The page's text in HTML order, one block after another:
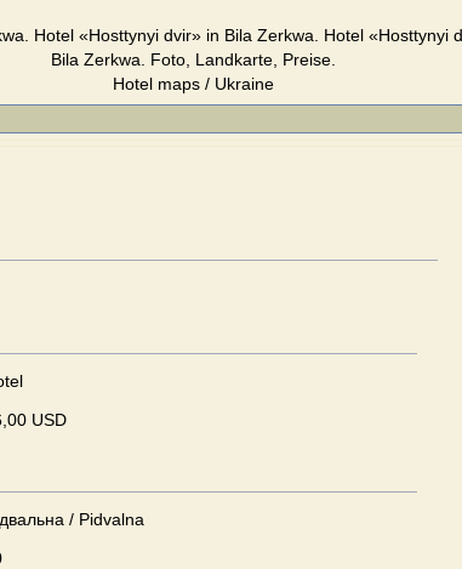
Hotel «Hosttynyi dvir» in Bila Zerkwa. Hotel «Hosttynyi
Bila Zerkwa. Foto, Landkarte, Preise.
Hotel maps / Ukraine
USD
/ Pidvalna